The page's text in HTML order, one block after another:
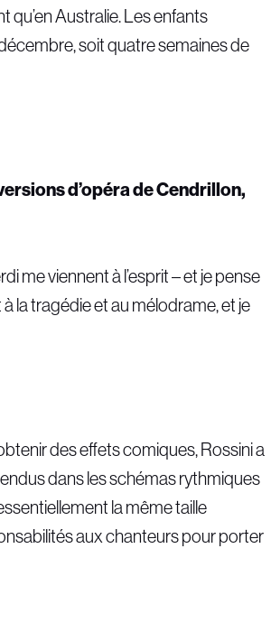
qu’en Australie. Les enfants
soit quatre semaines de
d’opéra de Cendrillon,
me viennent à l’esprit – et je pense
la tragédie et au mélodrame, et je
des effets comiques, Rossini a
dans les schémas rythmiques
la même taille
aux chanteurs pour porter